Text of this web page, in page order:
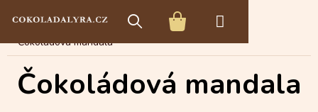
NÁKUPNÍ
KOŠÍK
E-shop s čokoládou Čokoládové speciality
Čokoládová mandala
Čokoládová mandala